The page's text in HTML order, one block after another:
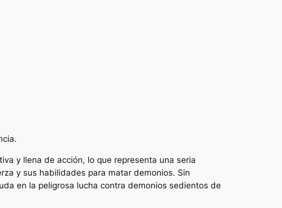
y llena de acción, lo que representa una seria
y ​​sus habilidades para matar demonios. Sin
en la peligrosa lucha contra demonios sedientos de